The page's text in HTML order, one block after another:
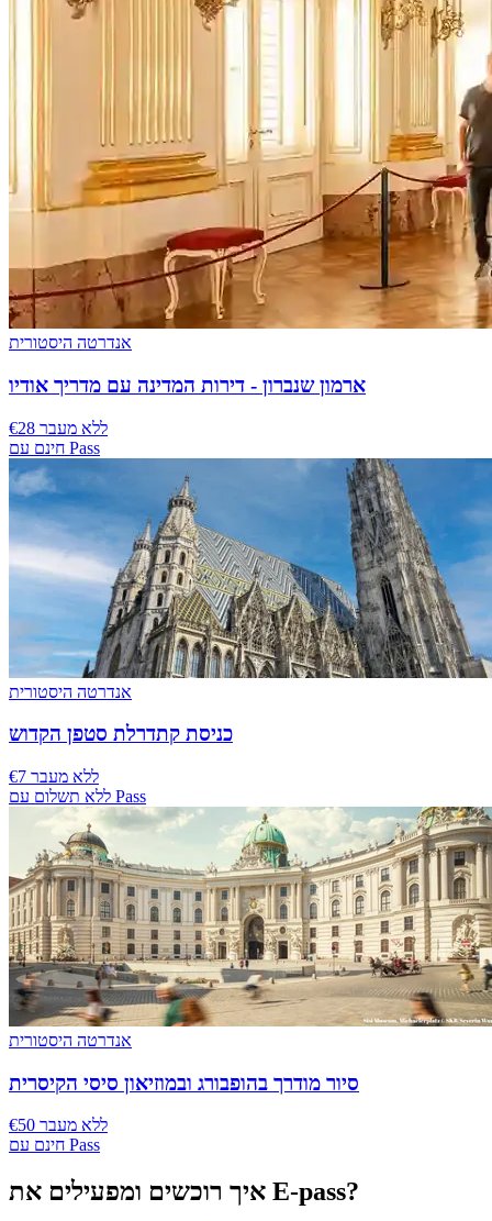
אנדרטה היסטורית
ארמון שנברון - דירות המדינה עם מדריך אודיו
€28 ללא מעבר
חינם עם Pass
אנדרטה היסטורית
כניסת קתדרלת סטפן הקדוש
€7 ללא מעבר
ללא תשלום עם Pass
אנדרטה היסטורית
סיור מודרך בהופבורג ובמוזיאון סיסי הקיסרית
€50 ללא מעבר
חינם עם Pass
איך רוכשים ומפעילים את E-pass?